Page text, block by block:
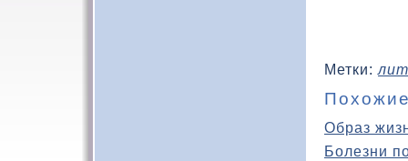
Метки:
Образ
Болезни